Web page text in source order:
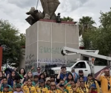
su legado